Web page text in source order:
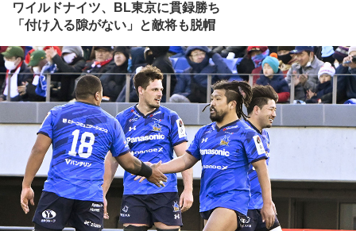
ワイルドナイツ、BL東京に貫録勝ち
「付け入る隙がない」と敵将も脱帽